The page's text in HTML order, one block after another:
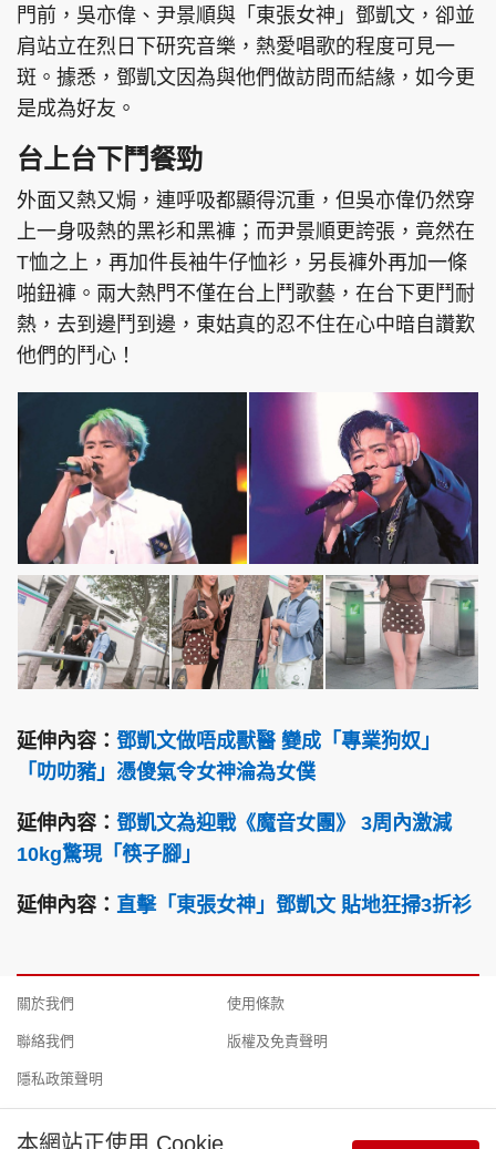
門前，吳亦偉、尹景順與「東張女神」鄧凱文，卻並
肩站立在烈日下研究音樂，熱愛唱歌的程度可見一
斑。據悉，鄧凱文因為與他們做訪問而結緣，如今更
是成為好友。
台上台下鬥餐勁
外面又熱又焗，連呼吸都顯得沉重，但吳亦偉仍然穿
上一身吸熱的黑衫和黑褲；而尹景順更誇張，竟然在
T恤之上，再加件長袖牛仔恤衫，另長褲外再加一條
啪鈕褲。兩大熱門不僅在台上鬥歌藝，在台下更鬥耐
熱，去到邊鬥到邊，東姑真的忍不住在心中暗自讚歎
他們的鬥心！
延伸內容： 鄧凱文做唔成獸醫 變成「專業狗奴」
「叻叻豬」憑傻氣令女神淪為女僕
延伸內容： 鄧凱文為迎戰《魔音女團》 3周內激減
10kg驚現「筷子腳」
延伸內容： 直擊「東張女神」鄧凱文 貼地狂掃3折衫
關於我們
聯絡我們
隱私政策聲明
使用條款
版權及免責聲明
本網站正使用 Cookie